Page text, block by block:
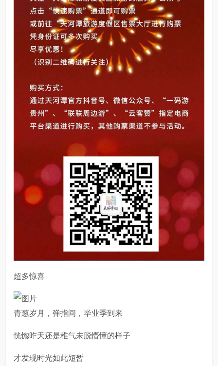
超多惊喜
青葱岁月，弹指间，毕业季到来
恍惚昨天还是稚气未脱懵懂的样子
才发现时光如此短暂